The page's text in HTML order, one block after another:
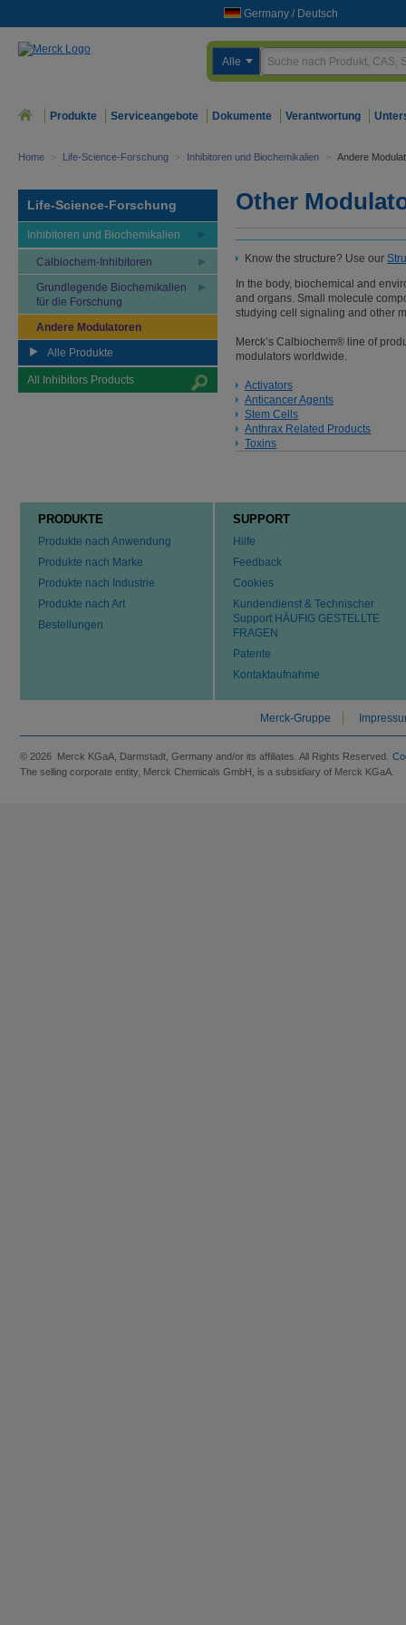
Germany / Deutsch
Alle
Produkte Serviceangebote Dokumente Verantwortung
Home > Life-Science-Forschung > Inhibitoren und Biochemikalien > Andere
Life-Science-Forschung
Inhibitoren und Biochemikalien
Calbiochem-Inhibitoren
Grundlegende Biochemikalien
für die Forschung
Andere Modulatoren
Alle Produkte
All Inhibitors Products
Other
Know the structure? Use our
In the body, biochemical and
and organs. Small molecule
studying cell signaling and other
Merck’s Calbiochem® line of
modulators worldwide.
Activators
Anticancer Agents
Stem Cells
Anthrax Related Products
Toxins
PRODUKTE
Produkte nach Anwendung
Produkte nach Marke
Produkte nach Industrie
Produkte nach Art
Bestellungen
SUPPORT
Hilfe
Feedback
Cookies
Kundendienst & Technischer
Support HÄUFIG GESTELLTE
FRAGEN
Patente
Kontaktaufnahme
Merck-Gruppe
© 2026 Merck KGaA, Darmstadt, Germany and/or its affiliates. All Rights Reserved.
The selling corporate entity, Merck Chemicals GmbH, is a subsidiary of Merck KGaA.